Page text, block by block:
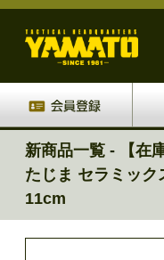
新商品一覧 - 【在
たじま セラミッ
11cm